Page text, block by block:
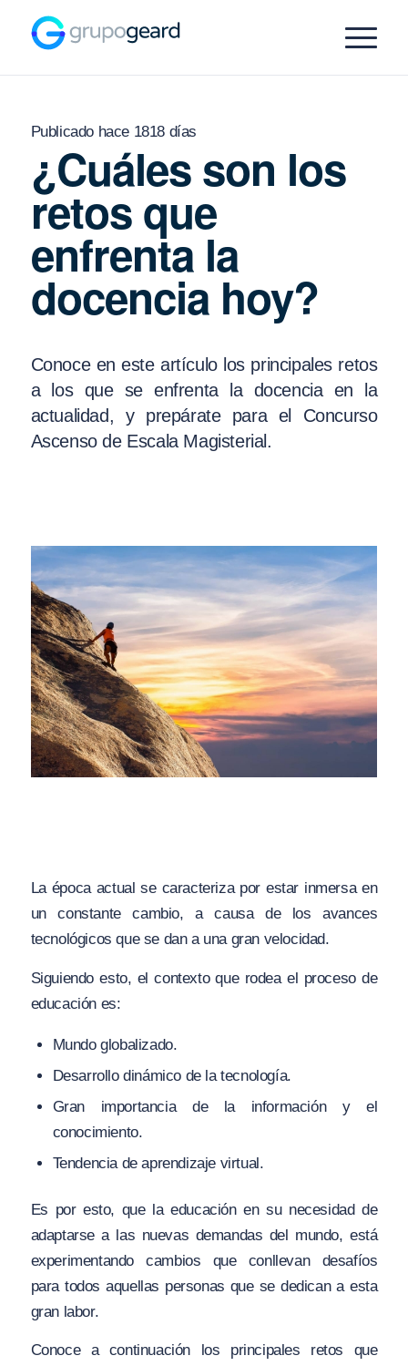
Publicado hace 1818 días
¿Cuáles son los
retos que
enfrenta la
docencia hoy?
Conoce en este artículo los principales retos
a los que se enfrenta la docencia en la
actualidad, y prepárate para el Concurso
Ascenso de Escala Magisterial.
La época actual se caracteriza por estar inmersa en
un constante cambio, a causa de los avances
tecnológicos que se dan a una gran velocidad.
Siguiendo esto, el contexto que rodea el proceso de
educación es:
Mundo globalizado.
Desarrollo dinámico de la tecnología.
Gran importancia de la información y el
conocimiento.
Tendencia de aprendizaje virtual.
Es por esto, que la educación en su necesidad de
adaptarse a las nuevas demandas del mundo, está
experimentando cambios que conllevan desafíos
para todos aquellas personas que se dedican a esta
gran labor.
Conoce a continuación los principales retos que